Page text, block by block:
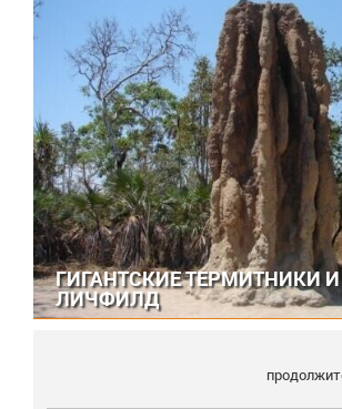
ГИГАНТСКИЕ ТЕРМИТНИКИ
ЛИЧФИЛД